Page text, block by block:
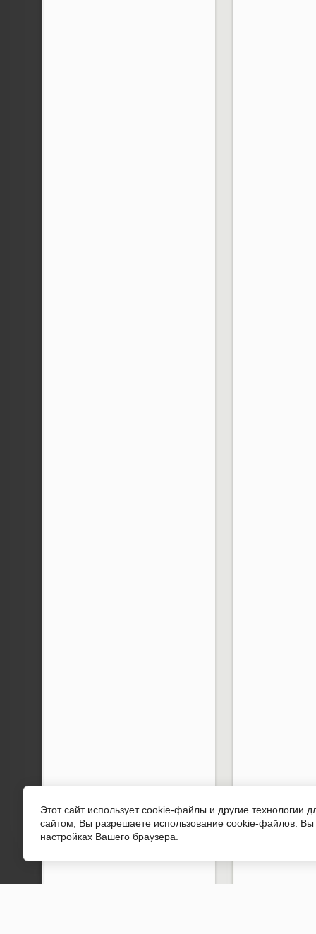
Этот сайт использует cookie-файлы и другие технологии
сайтом, Вы разрешаете использование cookie-файлов.
настройках Вашего браузера.